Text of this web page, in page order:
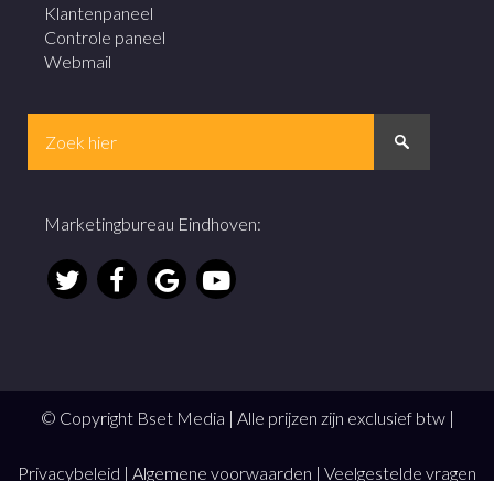
Klantenpaneel
Controle paneel
Webmail
Marketingbureau Eindhoven:
© Copyright Bset Media | Alle prijzen zijn exclusief btw |
Privacybeleid | Algemene voorwaarden | Veelgestelde vragen